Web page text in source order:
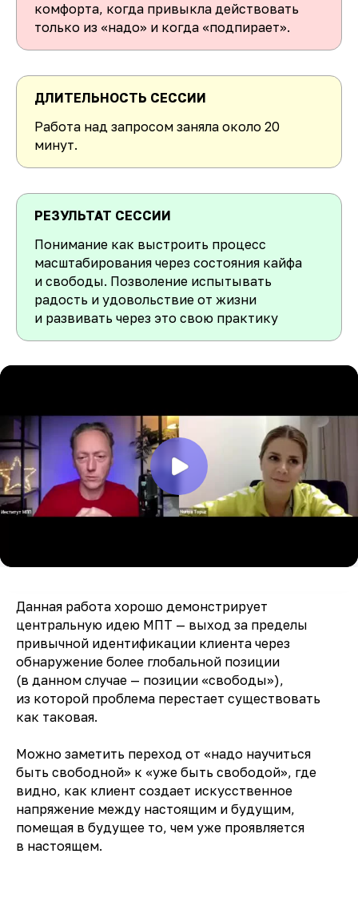
комфорта, когда привыкла действовать
только из «надо» и когда «подпирает».
ДЛИТЕЛЬНОСТЬ СЕССИИ
Работа над запросом заняла около 20
минут.
РЕЗУЛЬТАТ СЕССИИ
Понимание как выстроить процесс
масштабирования через состояния кайфа
и свободы. Позволение испытывать
радость и удовольствие от жизни
и развивать через это свою практику
Данная работа хорошо демонстрирует
центральную идею МПТ — выход за пределы
привычной идентификации клиента через
обнаружение более глобальной позиции
(в данном случае — позиции «свободы»),
из которой проблема перестает существовать
как таковая.
Можно заметить переход от «надо научиться
быть свободной» к «уже быть свободой», где
видно, как клиент создает искусственное
напряжение между настоящим и будущим,
помещая в будущее то, чем уже проявляется
в настоящем.